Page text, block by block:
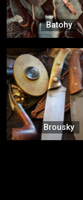
Batohy
Brousky